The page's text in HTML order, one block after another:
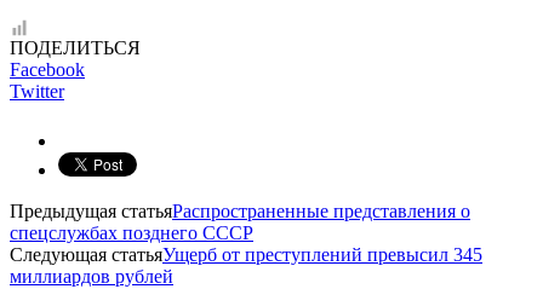
ПОДЕЛИТЬСЯ
Facebook
Twitter
Предыдущая статьяРаспространенные представления о
спецслужбах позднего СССР
Следующая статьяУщерб от преступлений превысил 345
миллиардов рублей